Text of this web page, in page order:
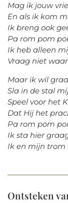
Mag ik jouw
En als ik kom
Ik breng ook
Pa rom pom
Ik heb alleen
Vraag niet
Maar ik wil
Sla in de stal
Speel voor het
Dat Hij het
Pa rom pom
Ik sta hier
Ik en mijn trom
Ontsteken